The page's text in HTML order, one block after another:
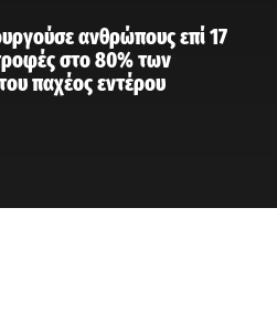
ανθρώπους επί 17
τροφές στο 80% των
παχέος εντέρου